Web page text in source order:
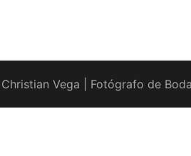
Vega | Fotógrafo de